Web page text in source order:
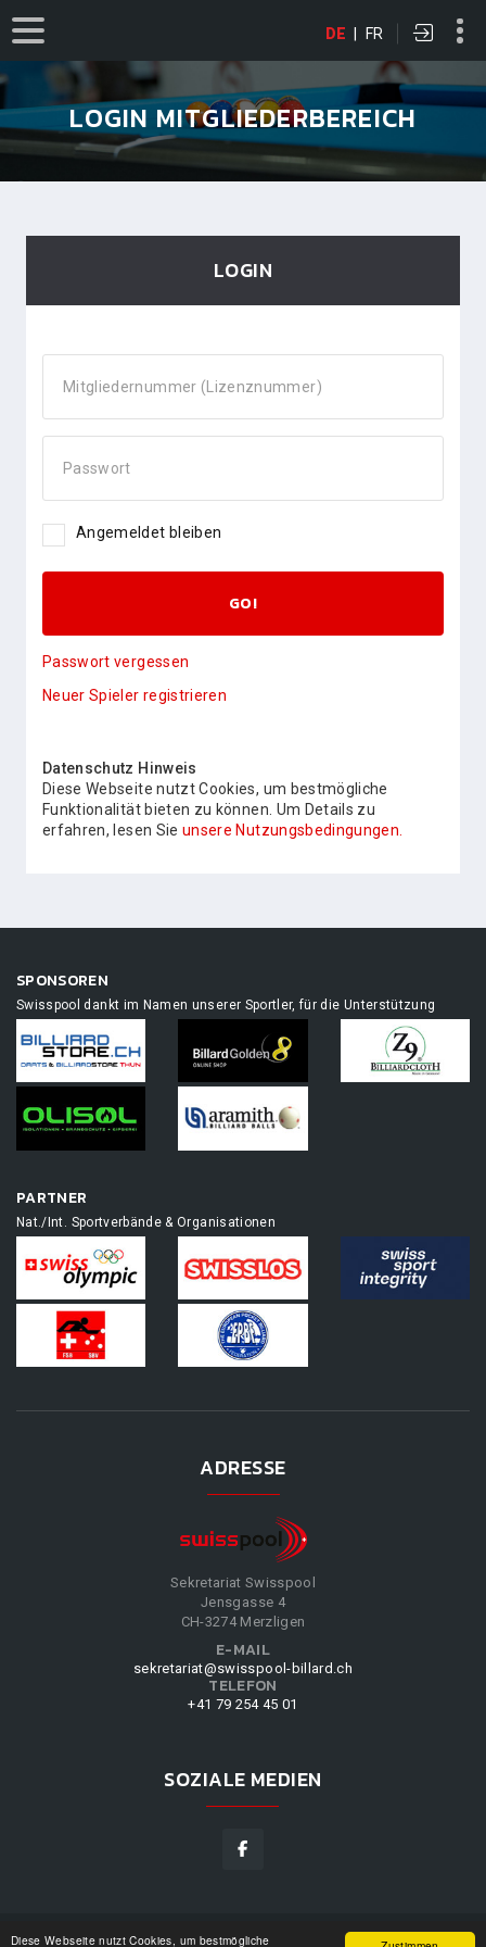
Diese Webseite nutzt Cookies, um bestmögliche
DE | FR
LOGIN MITGLIEDERBEREICH
LOGIN
Mitgliedernummer (Lizenznummer)
Passwort
Angemeldet bleiben
GO!
Passwort vergessen
Neuer Spieler registrieren
Datenschutz Hinweis
Diese Webseite nutzt Cookies, um bestmögliche
Funktionalität bieten zu können. Um Details zu
erfahren, lesen Sie unsere Nutzungsbedingungen.
SPONSOREN
Swisspool dankt im Namen unserer Sportler, für die Unterstützung
PARTNER
Nat./Int. Sportverbände & Organisationen
ADRESSE
Sekretariat Swisspool
Jensgasse 4
CH-3274 Merzligen
E-MAIL
sekretariat@swisspool-billard.ch
TELEFON
+41 79 254 45 01
SOZIALE MEDIEN